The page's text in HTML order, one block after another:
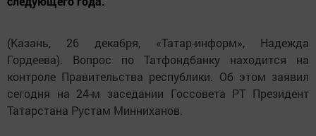
(Казань, 26 декабря, «Татар-информ», Надежда
Гордеева). Вопрос по Татфондбанку находится на
контроле Правительства республики. Об этом заявил
сегодня на 24-м заседании Госсовета РТ Президент
Татарстана Рустам Минниханов.